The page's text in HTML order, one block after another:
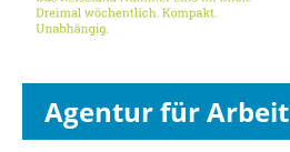
Agentur für Arbeit